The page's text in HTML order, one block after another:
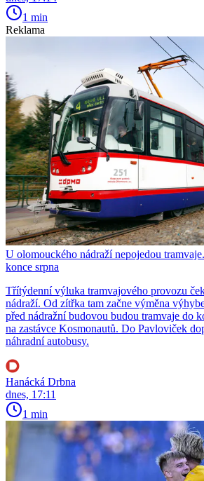
1 min
Reklama
U olomouckého nádraží nepojedou
konce srpna
Třítýdenní výluka tramvajového provozu
nádraží. Od zítřka tam začne výměna
před nádražní budovou budou tramvaje do
na zastávce Kosmonautů. Do Pavloviček
náhradní autobusy.
Hanácká Drbna
dnes, 17:11
1 min